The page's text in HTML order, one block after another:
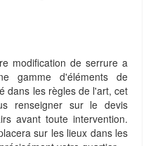
modification de serrure a
gamme d'éléments de
dans les règles de l'art, cet
renseigner sur le devis
avant toute intervention.
sur les lieux dans les